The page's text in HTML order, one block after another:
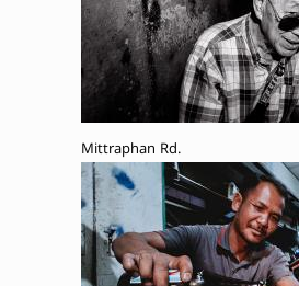
Mittraphan Rd.